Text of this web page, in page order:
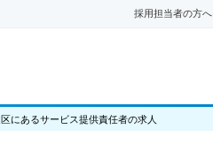
採用担当者の方へ
にあるサービス提供責任者の求人